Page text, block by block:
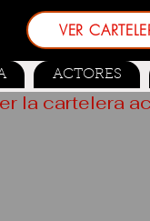
VER
ACTORES
la cartelera